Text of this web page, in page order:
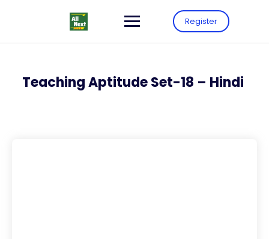
Register
Teaching Aptitude Set-18 – Hindi